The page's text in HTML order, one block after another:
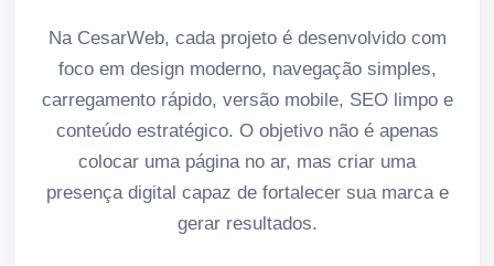
Na CesarWeb, cada projeto é desenvolvido com
foco em design moderno, navegação simples,
carregamento rápido, versão mobile, SEO limpo e
conteúdo estratégico. O objetivo não é apenas
colocar uma página no ar, mas criar uma
presença digital capaz de fortalecer sua marca e
gerar resultados.